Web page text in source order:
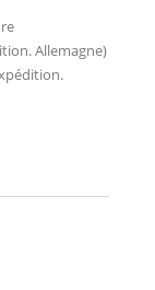
Allemagne)